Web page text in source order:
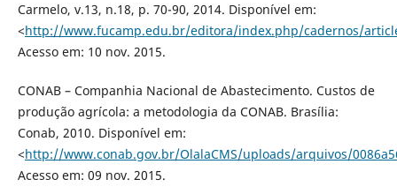
Carmelo, v.13, n.18, p. 70-90, 2014. Disponível em:
<http://www.fucamp.edu.br/editora/index.php/cadernos/
Acesso em: 10 nov. 2015.
CONAB – Companhia Nacional de Abastecimento. Custos de
produção agrícola: a metodologia da CONAB. Brasília:
Conab, 2010. Disponível em:
<http://www.conab.gov.br/OlalaCMS/uploads/arquivos/
Acesso em: 09 nov. 2015.